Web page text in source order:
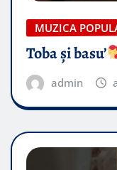
MUZICA
Toba și basu’
admin